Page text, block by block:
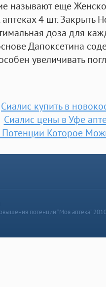
называют еще
4 шт. Закрыть
доза для
Дапоксетина
увеличивать
Сиалис купить в
Сиалис цены в Уфе
Потенции Которое
потенции “Моя аптека”